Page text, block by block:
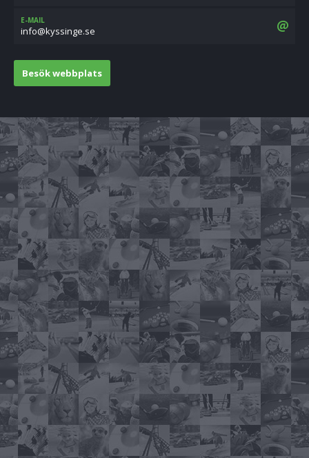
E-MAIL
es.egnissyk@ofni
Besök webbplats